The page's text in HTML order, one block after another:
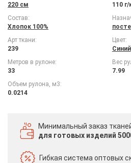
220 см
110
Состав:
Хлопок 100%
Арт ткани:
239
Цвет:
Синий
Метров в рулоне:
33
Вес
7.99
Объем рулона, м3:
0.0214
Минимальный заказ
для готовых изделий
Гибкая системаоптовых